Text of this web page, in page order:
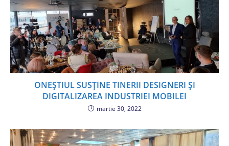
ONEȘTIUL SUSȚINE TINERII DESIGNERI ȘI
DIGITALIZAREA INDUSTRIEI MOBILEI
martie 30, 2022